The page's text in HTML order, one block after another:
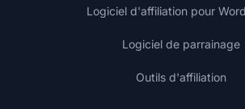
Logiciel d'affiliation pour
Logiciel de parrainage
Outils d'affiliation